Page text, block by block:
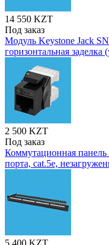
14 550 KZT
Под заказ
Модуль Keystone Jack
горизонтальная заделка
2 500 KZT
Под заказ
Коммутационная
порта, cat.5e,
5 400 KZT